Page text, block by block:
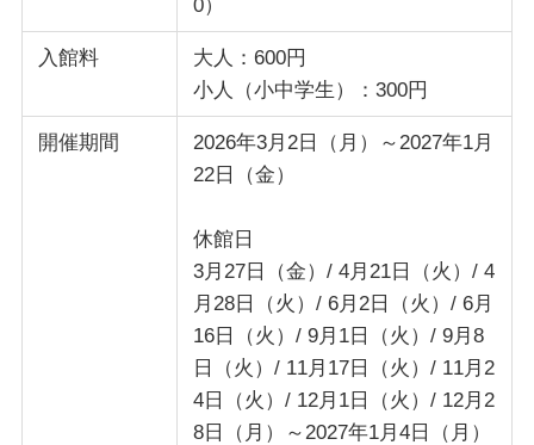
0）
入館料
大人：600円
小人（小中学生）：300円
開催期間
2026年3月2日（月）～2027年1月
22日（金）
休館日
3月27日（金）/ 4月21日（火）/ 4
月28日（火）/ 6月2日（火）/ 6月
16日（火）/ 9月1日（火）/ 9月8
日（火）/ 11月17日（火）/ 11月2
4日（火）/ 12月1日（火）/ 12月2
8日（月）～2027年1月4日（月）